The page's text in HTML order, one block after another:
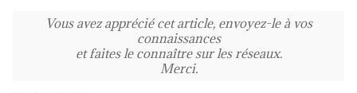
Vous avez apprécié cet article, envoyez-le à vos
connaissances
et faites le connaître sur les réseaux.
Merci.